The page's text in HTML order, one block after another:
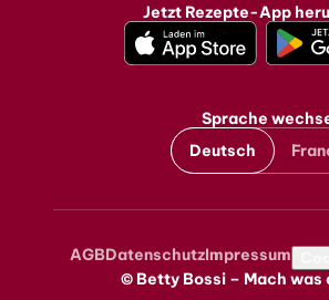
Jetzt Rezepte-App
Sprache
Deutsch
Metanavigation
AGBDatenschutzImpressum
© Betty Bossi – Mach